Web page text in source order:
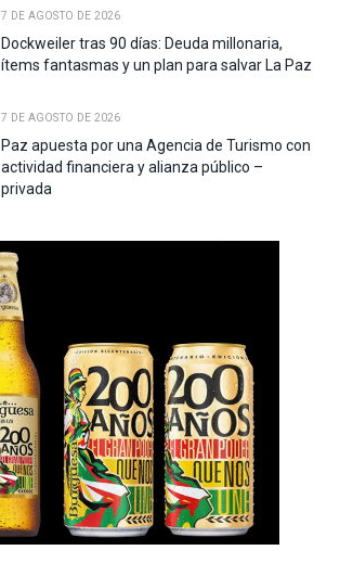
7 DE AGOSTO DE 2026
Dockweiler tras 90 días: Deuda millonaria,
ítems fantasmas y un plan para salvar La Paz
7 DE AGOSTO DE 2026
Paz apuesta por una Agencia de Turismo con
actividad financiera y alianza público –
privada